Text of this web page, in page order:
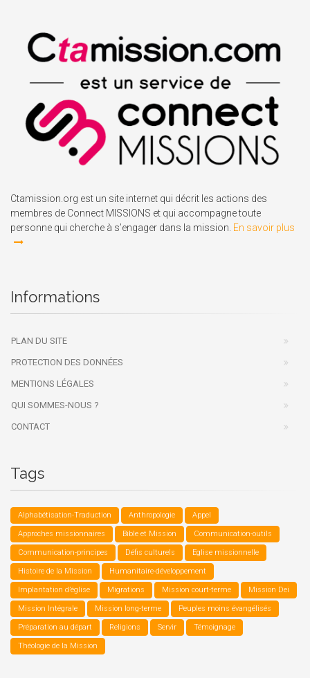
Ctamission.org est un site internet qui décrit les actions des
membres de Connect MISSIONS et qui accompagne toute
personne qui cherche à s’engager dans la mission. En savoir plus
Informations
PLAN DU SITE
PROTECTION DES DONNÉES
MENTIONS LÉGALES
QUI SOMMES-NOUS ?
CONTACT
Tags
Alphabétisation-Traduction Anthropologie Appel
Approches missionnaires Bible et Mission Communication-outils
Communication-principes Défis culturels Eglise missionnelle
Histoire de la Mission Humanitaire-développement
Implantation d’église Migrations Mission court-terme Mission Dei
Mission Intégrale Mission long-terme Peuples moins évangélisés
Préparation au départ Religions Servir Témoignage
Théologie de la Mission